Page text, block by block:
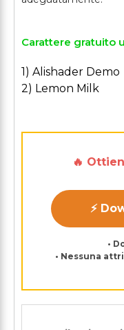
Carattere gratuito
1) Alishader Demo
2) Lemon Milk
🔥
⚡
•
• Nessuna